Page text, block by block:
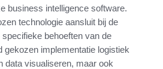
business intelligence software.
technologie aansluit bij de
behoeften van de
gekozen implementatie logistiek
data visualiseren, maar ook